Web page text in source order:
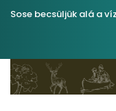
Sose becsüljük alá a